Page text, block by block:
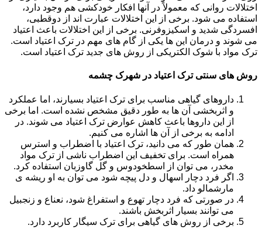
اختلالات روانی که معمولاً در آنها افکار خودکشی هم وجود دارد،
استفاده می شود. برخی از این اختلالات عبارت اند از دوقطبی،
افسردگی شدید و اسکیزوفرنی. برخی از این اختلالات باعث اعتیاد
می شوند و درمان این ها یکی از گام های مهم در ترک اعتیاد است.
ترک مواد با شوک الکتریکی از روش های جدید ترک اعتیاد است.
روش های سنتی ترک اعتیاد در شهرک چشمه
داروهای گیاهی مناسب برای ترک اعتیاد بسیارند، اما عملکرد
و اثربخشی آن ها به طور دقیق مشخص نشده است. اما برخی
از این داروها باعث کاهش عوارض ترک اعتیاد می شوند. در
ادامه به برخی از آن ها اشاره می کنیم.
همان طور که می دانید، ترک اعتیاد با اضطراب و استرس
همراه است. برای تخفیف این اضطراب ناشی از ترک مواد
مخدر، می توان از اسطخودوس و گل گاوزبان استفاده کرد.
اگر فرد دچار اسهال و دل پیچه شود می توان به او ریشه ی
مارشمالو داد.
در صورتی که فرد دچار تهوع و استفراغ شود، نعناع و زنجبیل
می توانند بسیار اثربخش باشند.
برخی از روش های گیاهی برای ترک سیگار کاربرد دارد.